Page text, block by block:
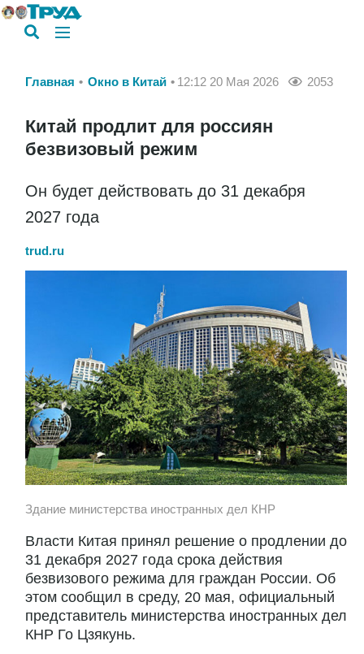
Главная Окно в Китай 12:12 20 Мая 2026 2053
Китай продлит для россиян
безвизовый режим
Он будет действовать до 31 декабря
2027 года
trud.ru
Здание министерства иностранных дел КНР
Власти Китая принял решение о продлении до
31 декабря 2027 года срока действия
безвизового режима для граждан России. Об
этом сообщил в среду, 20 мая, официальный
представитель министерства иностранных дел
КНР Го Цзякунь.